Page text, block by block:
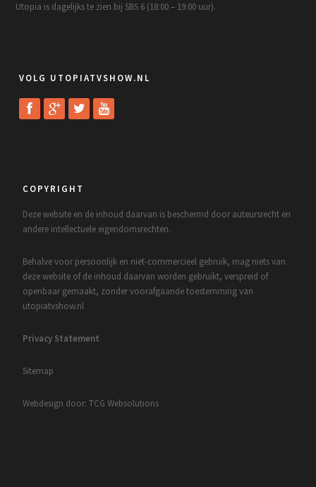
Utopia is dagelijks te zien bij SBS 6 (18:00 – 19:00 uur).
VOLG UTOPIATVSHOW.NL
COPYRIGHT
Deze website en de inhoud daarvan is beschermd door auteursrecht en
andere intellectuele eigendomsrechten.
Behalve voor persoonlijk en niet-commercieel gebruik, mag niets van
deze website of de inhoud daarvan worden gebruikt, verspreid of
openbaar gemaakt, zonder voorafgaande toestemming van
utopiatvshow.nl
Privacy Statement
Sitemap
Webdesign door: TCG Websolutions